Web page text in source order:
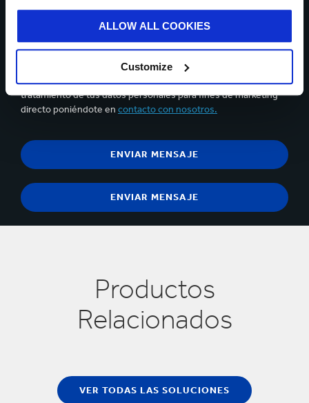
ALLOW ALL COOKIES
Customize
Puedes darte de baja en cualquier momento utilizando el
enlace destinado para ello que figura en el correo electrónico
informativo. En cualquier momento, podrás oponerte al
tratamiento de tus datos personales para fines de marketing
directo poniéndote en contacto con nosotros.
Productos
Relacionados
VER TODAS LAS SOLUCIONES